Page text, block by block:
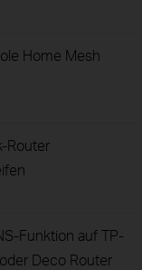
Home Mesh
Router
Funktion auf TP-
Deco Router